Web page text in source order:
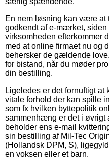
En nem løsning kan være at
godkendt af e-mærket, siden
virksomheden efterkommer
med at online firmaet nu og
behersker de gældende
for bistand, når du møder
din bestilling.
Ligeledes er det fornuftigt at
vitale forhold der kan spille
som fx hvilken byttepolitik
sammenhæng er det i øvrigt
beholder ens e-mail
sin bestilling af Mil-Tec
(Hollandsk DPM, S),
en voksen eller et barn.